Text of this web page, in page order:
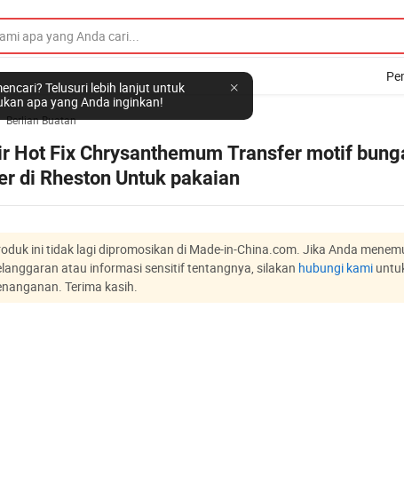
Telusuri lebih lanjut untuk
apa yang Anda inginkan!
Berlian Buatan
Hot Fix Chrysanthemum Transfer motif
di Rheston Untuk pakaian
ini tidak lagi dipromosikan di Made-in-China.com. Jika Anda
atau informasi sensitif tentangnya, silakan hubungi kami
Terima kasih.